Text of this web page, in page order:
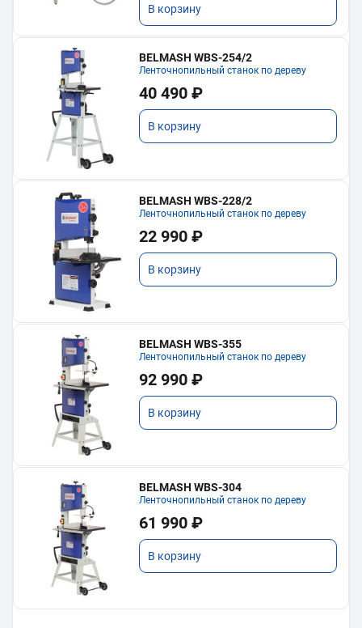
В корзину
BELMASH WBS-254/2
Ленточнопильный станок по дереву
40 490 ₽
В корзину
BELMASH WBS-228/2
Ленточнопильный станок по дереву
22 990 ₽
В корзину
BELMASH WBS-355
Ленточнопильный станок по дереву
92 990 ₽
В корзину
BELMASH WBS-304
Ленточнопильный станок по дереву
61 990 ₽
В корзину